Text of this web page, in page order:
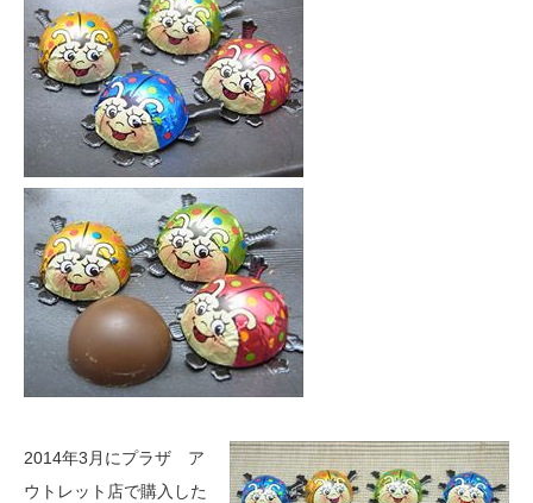
2014年3月にプラザ ア
ウトレット店で購入した